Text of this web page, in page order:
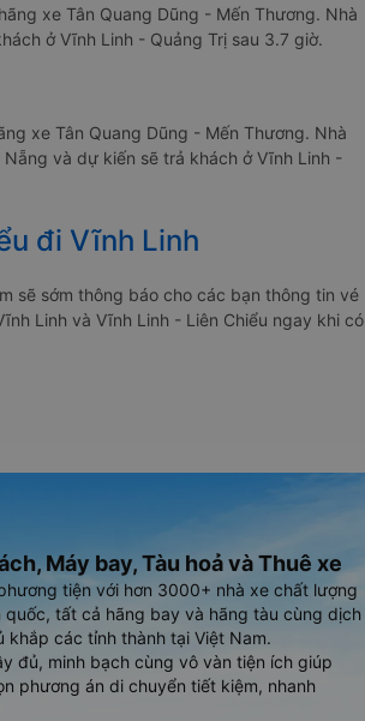
xe Tân Quang Dũng - Mến Thương. Nhà
ở Vĩnh Linh - Quảng Trị sau 3.7 giờ.
xe Tân Quang Dũng - Mến Thương. Nhà
và dự kiến sẽ trả khách ở Vĩnh Linh -
đi Vĩnh Linh
sẽ sớm thông báo cho các bạn thông tin vé
Linh và Vĩnh Linh - Liên Chiểu ngay khi có
Máy bay, Tàu hoả và Thuê xe
tiện với hơn 3000+ nhà xe chất lượng
tất cả hãng bay và hãng tàu cùng dịch
các tỉnh thành tại Việt Nam.
đủ, minh bạch cùng vô vàn tiện ích giúp
phương án di chuyển tiết kiệm, nhanh